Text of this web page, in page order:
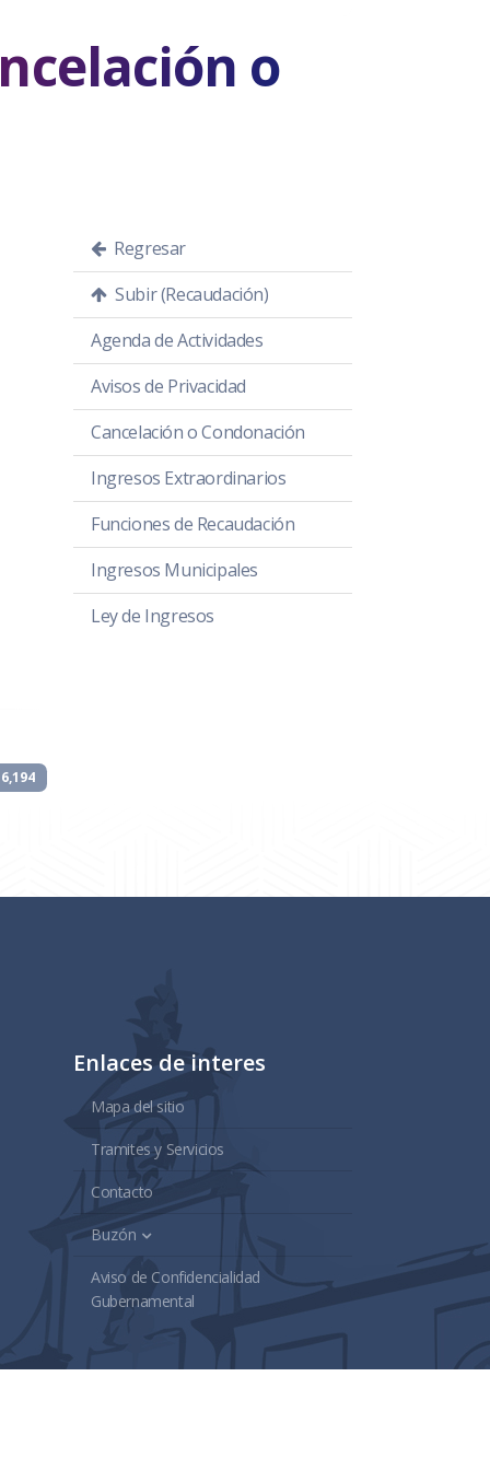
o
6,194
Regresar
Subir (Recaudación)
Agenda de Actividades
Avisos de Privacidad
Cancelación o Condonación
Ingresos Extraordinarios
Funciones de Recaudación
Ingresos Municipales
Ley de Ingresos
Enlaces de interes
Mapa del sitio
Tramites y Servicios
Contacto
Buzón
Aviso de Confidencialidad
Gubernamental